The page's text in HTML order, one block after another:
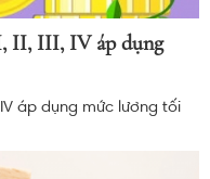
II, III, IV áp dụng
áp dụng mức lương tối